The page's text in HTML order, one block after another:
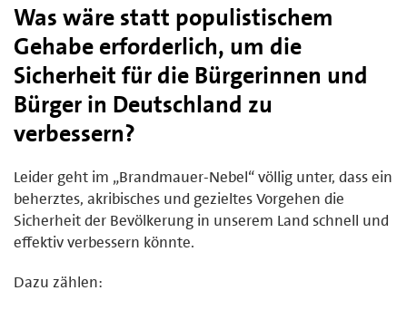
Was wäre statt populistischem
Gehabe erforderlich, um die
Sicherheit für die Bürgerinnen und
Bürger in Deutschland zu
verbessern?
Leider geht im „Brandmauer-Nebel“ völlig unter, dass ein
beherztes, akribisches und gezieltes Vorgehen die
Sicherheit der Bevölkerung in unserem Land schnell und
effektiv verbessern könnte.
Dazu zählen: